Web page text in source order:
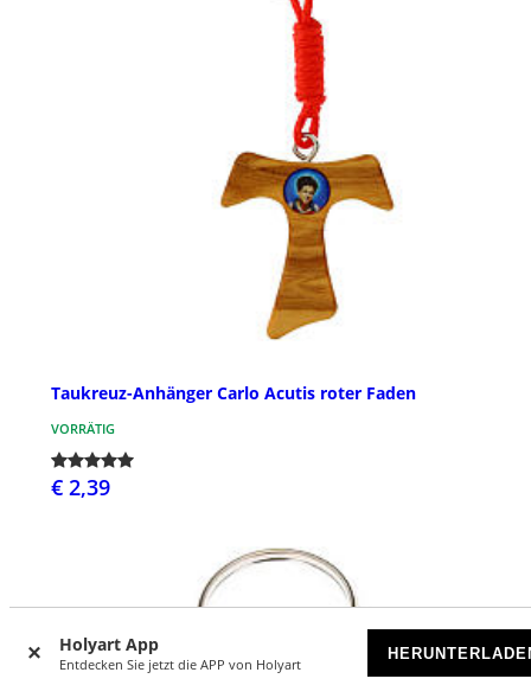
Holyart App
Entdecken Sie jetzt die APP von Holyart
Taukreuz-Anhänger Carlo Acutis roter Faden
VORRÄTIG
€ 2,39